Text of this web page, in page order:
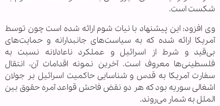
شکست است.
وی افزود: این پیشنهاد با نیات شوم ارائه شده است چون توسط
آمریکا ارائه شده که به سیاست‌های جانبدارانه و حمایت‌های
بی‌قید و شرط از اسرائیل و عملکرد ناعادلانه نسبت به
فلسطینی‌ها معروف است. آخرین نمونه اقدامات آن، انتقال
سفارت آمریکا به قدس و شناسایی حاکمیت اسرائیل بر جولان
اشغالی سوریه بود که هر دو نقض فاحش قواعد آمره حقوق بین
الملل به شمار می‌روند.